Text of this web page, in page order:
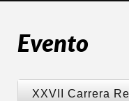
Evento
XXVII Carrera